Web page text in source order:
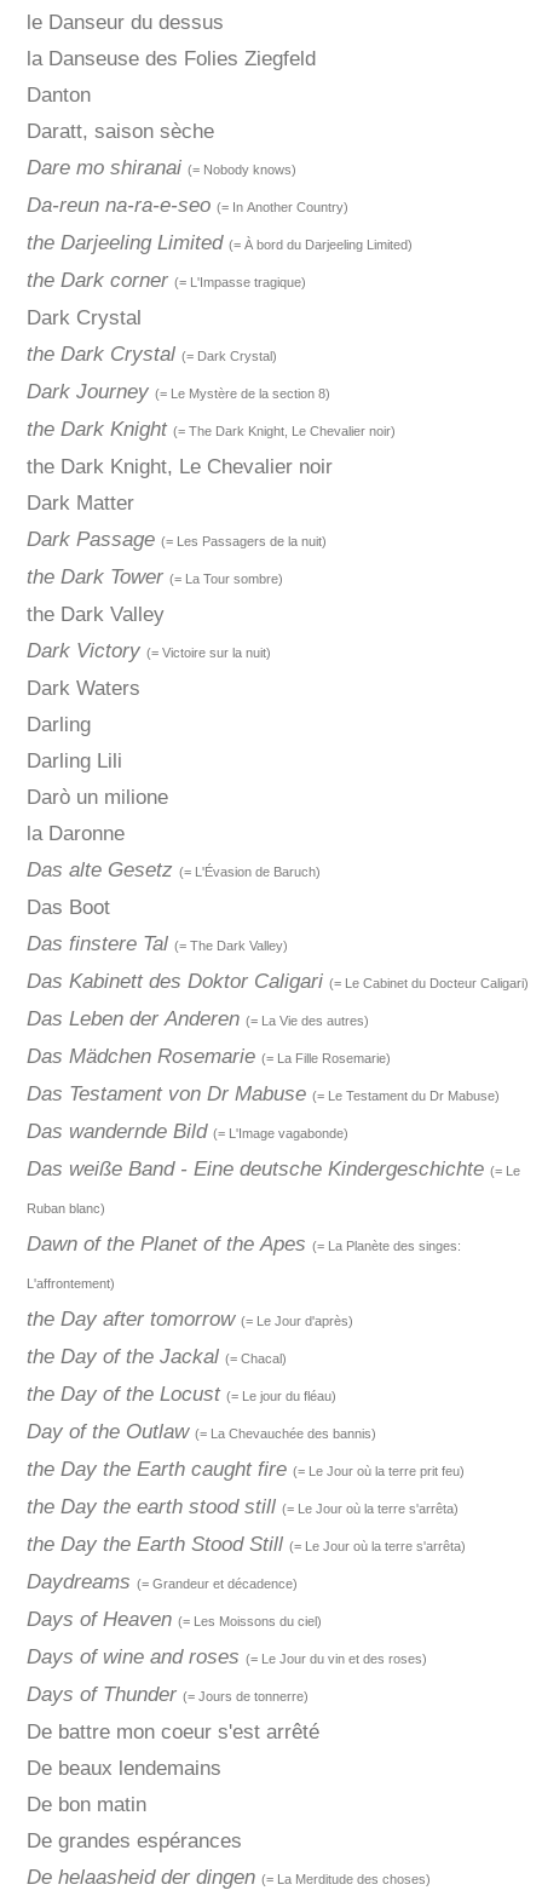
le Danseur du dessus
la Danseuse des Folies Ziegfeld
Danton
Daratt, saison sèche
Dare mo shiranai (= Nobody knows)
Da-reun na-ra-e-seo (= In Another Country)
the Darjeeling Limited (= À bord du Darjeeling Limited)
the Dark corner (= L'Impasse tragique)
Dark Crystal
the Dark Crystal (= Dark Crystal)
Dark Journey (= Le Mystère de la section 8)
the Dark Knight (= The Dark Knight, Le Chevalier noir)
the Dark Knight, Le Chevalier noir
Dark Matter
Dark Passage (= Les Passagers de la nuit)
the Dark Tower (= La Tour sombre)
the Dark Valley
Dark Victory (= Victoire sur la nuit)
Dark Waters
Darling
Darling Lili
Darò un milione
la Daronne
Das alte Gesetz (= L'Évasion de Baruch)
Das Boot
Das finstere Tal (= The Dark Valley)
Das Kabinett des Doktor Caligari (= Le Cabinet du Docteur Caligari)
Das Leben der Anderen (= La Vie des autres)
Das Mädchen Rosemarie (= La Fille Rosemarie)
Das Testament von Dr Mabuse (= Le Testament du Dr Mabuse)
Das wandernde Bild (= L'Image vagabonde)
Das weiße Band - Eine deutsche Kindergeschichte (= Le
Ruban blanc)
Dawn of the Planet of the Apes (= La Planète des singes:
L'affrontement)
the Day after tomorrow (= Le Jour d'après)
the Day of the Jackal (= Chacal)
the Day of the Locust (= Le jour du fléau)
Day of the Outlaw (= La Chevauchée des bannis)
the Day the Earth caught fire (= Le Jour où la terre prit feu)
the Day the earth stood still (= Le Jour où la terre s'arrêta)
the Day the Earth Stood Still (= Le Jour où la terre s'arrêta)
Daydreams (= Grandeur et décadence)
Days of Heaven (= Les Moissons du ciel)
Days of wine and roses (= Le Jour du vin et des roses)
Days of Thunder (= Jours de tonnerre)
De battre mon coeur s'est arrêté
De beaux lendemains
De bon matin
De grandes espérances
De helaasheid der dingen (= La Merditude des choses)